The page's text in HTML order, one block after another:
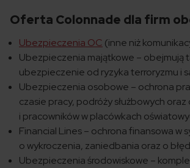
Oferta Colonnade dla firm
Ubezpieczenia OC (inne niż
Ubezpieczenia majątkowe – obejmują
ubezpieczenie od ryzyka terroryzmu i
Ubezpieczenia osobowe – ochrona
czasie pracy, podróży służbowych oraz
i pracowników w placówkach
Financial Lines – ochrona finansowa w
o wykroczenia, zaniedbania oraz o
Ubezpieczenia środowiskowe –